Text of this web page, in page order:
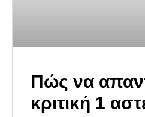
Πώς να
κριτική 1